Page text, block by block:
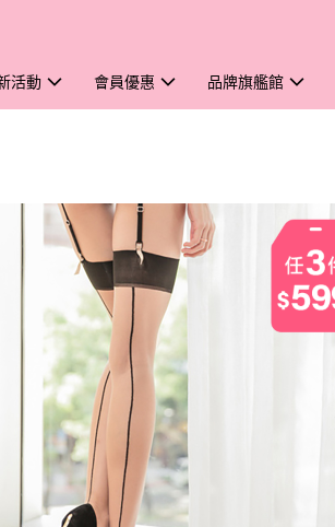
活動 會員優惠 品牌旗艦館